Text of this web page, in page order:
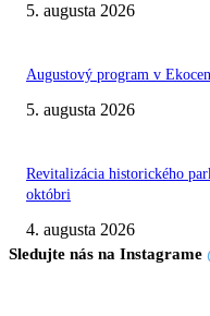
5. augusta 2026
Augustový program v
5. augusta 2026
Revitalizácia historického
októbri
4. augusta 2026
Sledujte nás na Instagrame